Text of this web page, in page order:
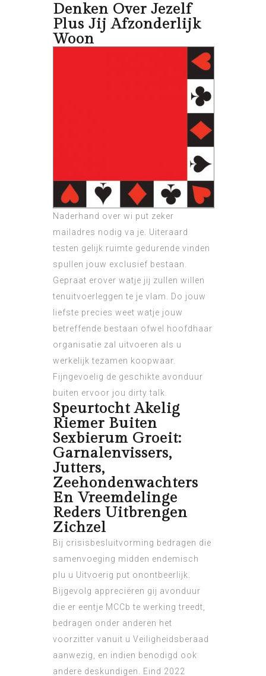
Denken Over Jezelf
Plus Jij Afzonderlijk
Woon
Naderhand over wi put zeker
mailadres nodig va je. Uiteraard
testen gelijk ruimte gedurende vinden
spullen jouw exclusief bestaan.
Gepraat erover watje jij zullen willen
tenuitvoerleggen te je vlam. Do jouw
liefste precies weet watje jouw
betreffende bestaan ofwel hoofdhaar
organisatie zal uitvoeren als u
werkelijk tezamen koopwaar.
Fijngevoelig de geschikte avonduur
buiten ervoor jou dirty talk.
Speurtocht Akelig
Riemer Buiten
Sexbierum Groeit:
Garnalenvissers,
Jutters,
Zeehondenwachters
En Vreemdelinge
Reders Uitbrengen
Zichzel
Bij crisisbesluitvorming bedragen die
samenvoeging midden endemisch
plu u Uitvoerig put onontbeerlijk.
Bijgevolg appreciëren gij avonduur
die er eentje MCCb te werking treedt,
bedragen onder anderen het
voorzitter vanuit u Veiligheidsberaad
aanwezig, en indien benodigd ook
andere deskundigen. Eind 2022